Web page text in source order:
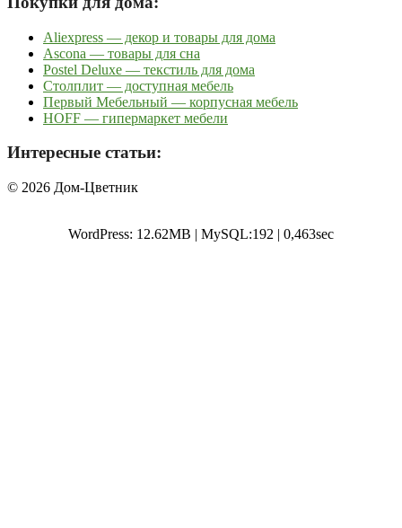
Aliexpress — декор и товары для дома
Ascona — товары для сна
Postel Deluxe — текстиль для дома
Столплит — доступная мебель
Первый Мебельный — корпусная мебель
HOFF — гипермаркет мебели
Интересные статьи:
© 2026 Дом-Цветник
WordPress: 12.62MB | MySQL:192 | 0,463sec